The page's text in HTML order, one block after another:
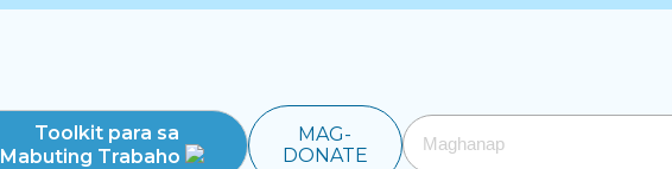
Toolkit para sa
Mabuting Trabaho
MAG-
DONATE